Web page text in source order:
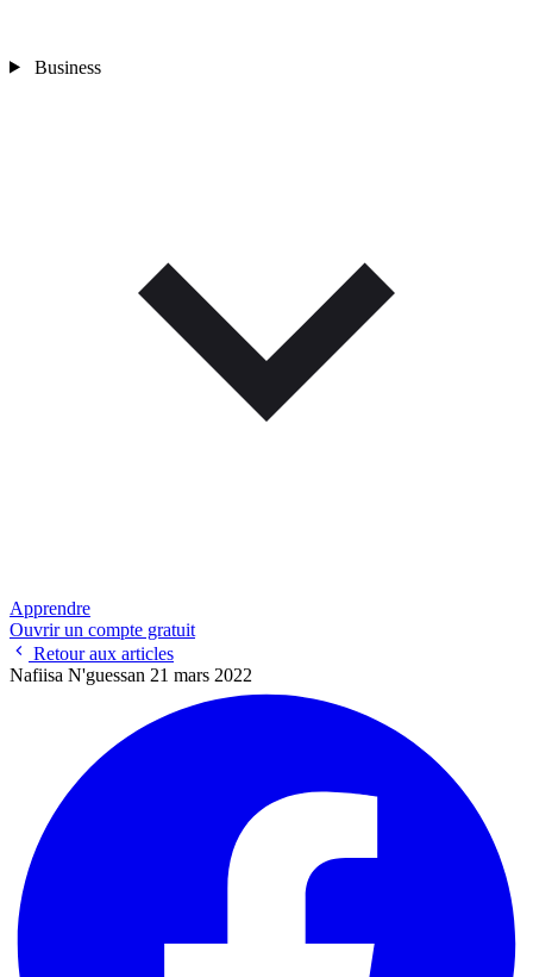
Business
Apprendre
Ouvrir un compte gratuit
Retour aux articles
Nafiisa N'guessan 21 mars 2022